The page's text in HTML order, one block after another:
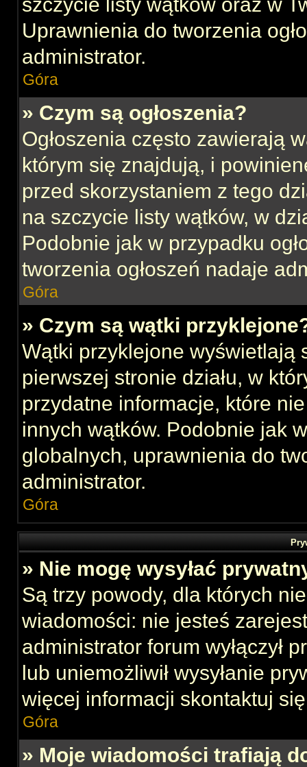
Uprawnienia do tworzenia
administrator.
Góra
» Czym są ogłoszenia?
Ogłoszenia często zawierają
którym się znajdują, i
przed skorzystaniem z tego
na szczycie listy wątków, w
Podobnie jak w przypadku
tworzenia ogłoszeń nadaje
Góra
» Czym są wątki
Wątki przyklejone wyświetlają
pierwszej stronie działu, w
przydatne informacje, które
innych wątków. Podobnie jak
globalnych, uprawnienia do
administrator.
Góra
» Nie mogę wysyłać
Są trzy powody, dla których
wiadomości: nie jesteś
administrator forum wyłączył
lub uniemożliwił wysyłanie
więcej informacji skontaktuj
Góra
» Moje wiadomości trafiają